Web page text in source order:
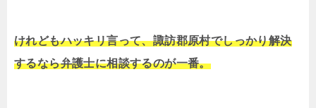
けれどもハッキリ言って、諏訪郡原村でしっかり解決
するなら弁護士に相談するのが一番。